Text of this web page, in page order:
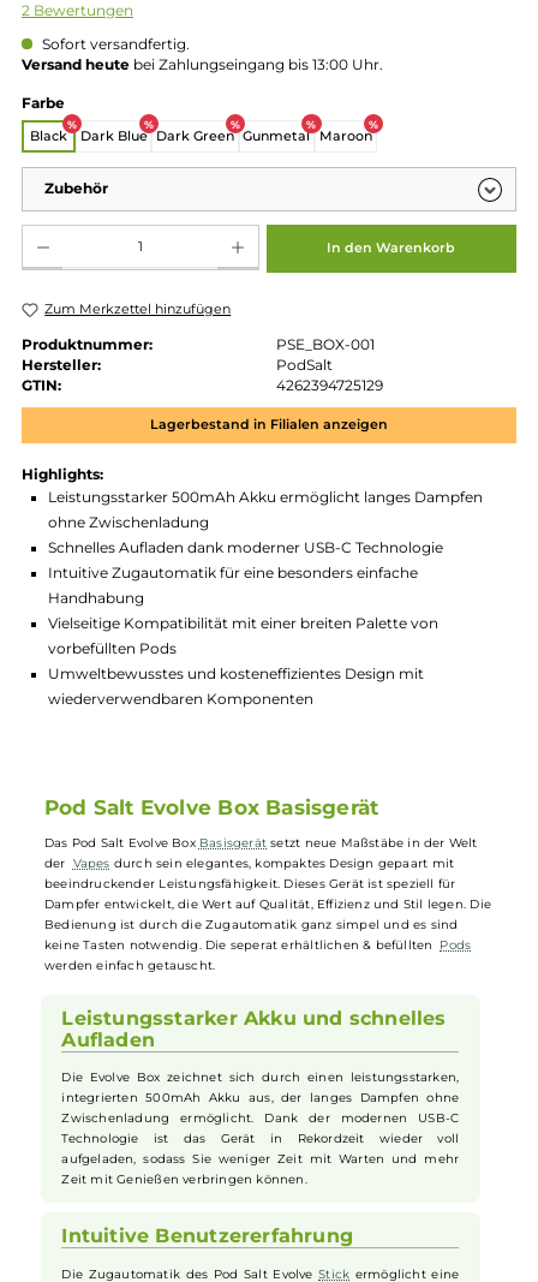
Preise inkl. MwSt. zzgl. Versandkosten
Sofort versandfertig.
Versand heutebei Zahlungseingang bis 13:00 Uhr.
Farbeauswählen
Black
%
Dark Blue
%
Dark Green
%
Gunmetal
%
Maroon
%
In den Warenkorb
Zum Merkzettel hinzufügen
Hersteller:
GTIN:
4262394725129
Lagerbestand in Filialen anzeigen
Highlights:
Leistungsstarker 500mAh Akku ermöglicht langes Dampfen
ohne Zwischenladung
Schnelles Aufladen dank moderner USB-C Technologie
Intuitive Zugautomatik für eine besonders einfache
vorbefüllten Pods
Umweltbewusstes und kosteneffizientes Design mit
wiederverwendbaren Komponenten
Pod Salt Evolve Box Basisgerät
Das Pod Salt Evolve BoxBasisgerät setzt neue Maßstäbe in der Welt
der Vapesdurch sein elegantes, kompaktes Design gepaart mit
beeindruckender Leistungsfähigkeit. Dieses Gerät ist speziell für
Dampfer entwickelt, die Wert auf Qualität, Effizienz und Stil legen.
Bedienung ist durch die Zugautomatik ganz simpel und es sind
keine Tasten notwendig. Die seperat erhältlichen & befüllten
werden einfach getauscht.
Aufladen
Die Evolve Box zeichnet sich durch einen leistungsstarken,